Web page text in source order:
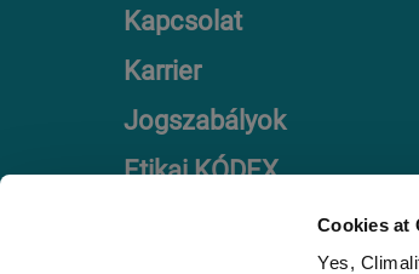
Cookies at
Yes,
Kapcsolat
Karrier
Jogszabályok
Etikai KÓDEX